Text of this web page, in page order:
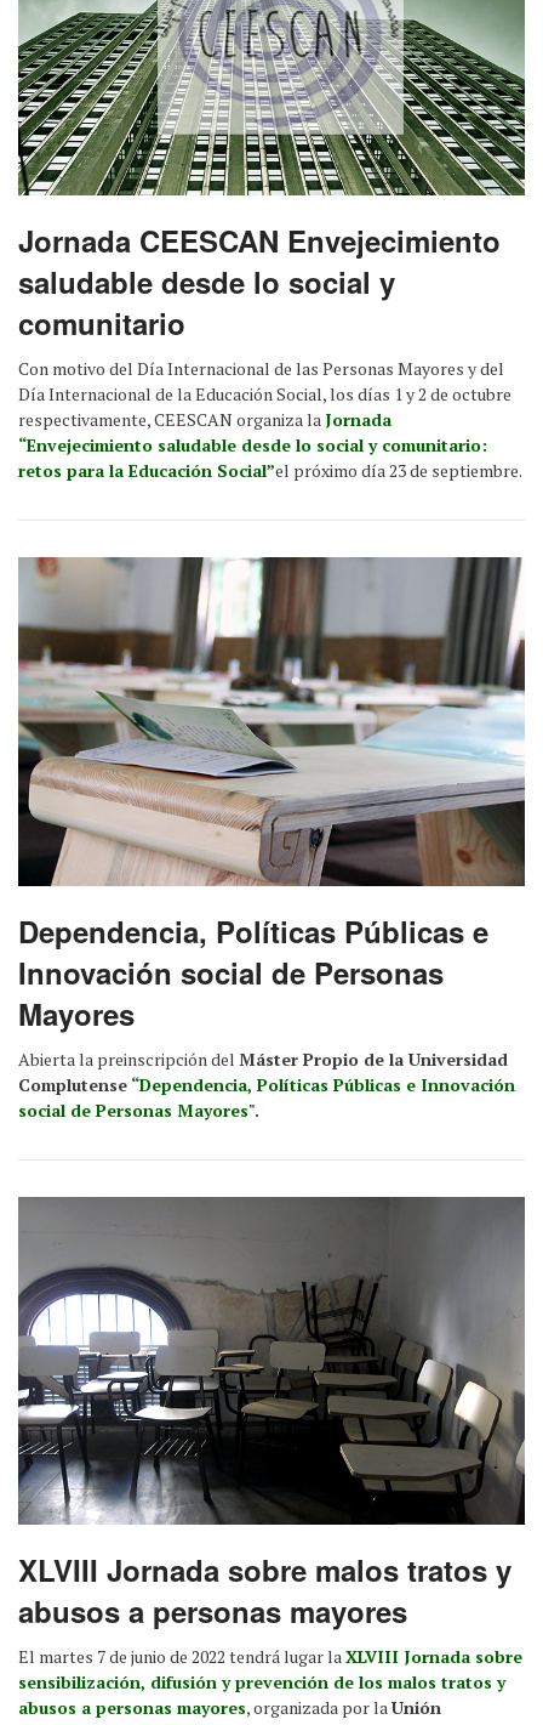
Jornada CEESCAN Envejecimiento
saludable desde lo social y
comunitario
Con motivo del Día Internacional de las Personas Mayores y del
Día Internacional de la Educación Social, los días 1 y 2 de octubre
respectivamente, CEESCAN organiza la Jornada
“Envejecimiento saludable desde lo social y comunitario:
retos para la Educación Social”el próximo día 23 de septiembre.
Dependencia, Políticas Públicas e
Innovación social de Personas
Mayores
Abierta la preinscripción del Máster Propio de la Universidad
Complutense “Dependencia, Políticas Públicas e Innovación
social de Personas Mayores".
XLVIII Jornada sobre malos tratos y
abusos a personas mayores
El martes 7 de junio de 2022 tendrá lugar laXLVIII Jornada sobre
sensibilización, difusión y prevención de los malos tratos y
abusos a personas mayores, organizada por laUnión